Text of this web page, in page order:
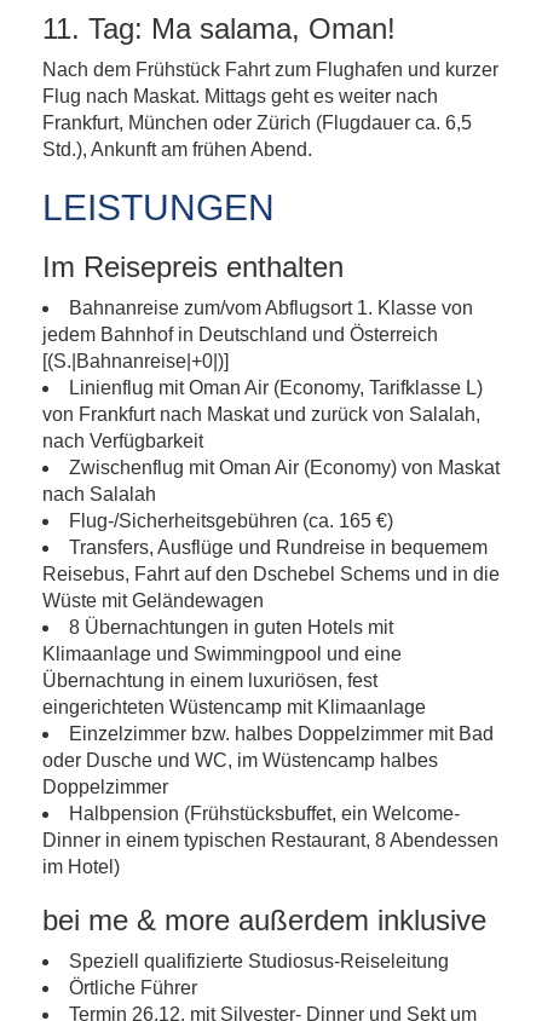
11. Tag: Ma salama, Oman!
Nach dem Frühstück Fahrt zum Flughafen und kurzer
Flug nach Maskat. Mittags geht es weiter nach
Frankfurt, München oder Zürich (Flugdauer ca. 6,5
Std.), Ankunft am frühen Abend.
LEISTUNGEN
Im Reisepreis enthalten
Bahnanreise zum/vom Abflugsort 1. Klasse von
jedem Bahnhof in Deutschland und Österreich
[(S.|Bahnanreise|+0|)]
Linienflug mit Oman Air (Economy, Tarifklasse L)
von Frankfurt nach Maskat und zurück von Salalah,
nach Verfügbarkeit
Zwischenflug mit Oman Air (Economy) von Maskat
nach Salalah
Flug-/Sicherheitsgebühren (ca. 165 €)
Transfers, Ausflüge und Rundreise in bequemem
Reisebus, Fahrt auf den Dschebel Schems und in die
Wüste mit Geländewagen
8 Übernachtungen in guten Hotels mit
Klimaanlage und Swimmingpool und eine
Übernachtung in einem luxuriösen, fest
eingerichteten Wüstencamp mit Klimaanlage
Einzelzimmer bzw. halbes Doppelzimmer mit Bad
oder Dusche und WC, im Wüstencamp halbes
Doppelzimmer
Halbpension (Frühstücksbuffet, ein Welcome-
Dinner in einem typischen Restaurant, 8 Abendessen
im Hotel)
bei me & more außerdem inklusive
Speziell qualifizierte Studiosus-Reiseleitung
Örtliche Führer
Termin 26.12. mit Silvester- Dinner und Sekt um